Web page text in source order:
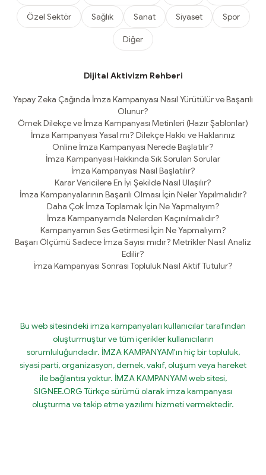
Özel Sektör Sağlık Sanat Siyaset Spor
Diğer
Dijital Aktivizm Rehberi
Yapay Zeka Çağında İmza Kampanyası Nasıl Yürütülür ve Başarılı
Olunur?
Örnek Dilekçe ve İmza Kampanyası Metinleri (Hazır Şablonlar)
İmza Kampanyası Yasal mı? Dilekçe Hakkı ve Haklarınız
Online İmza Kampanyası Nerede Başlatılır?
İmza Kampanyası Hakkında Sık Sorulan Sorular
İmza Kampanyası Nasıl Başlatılır?
Karar Vericilere En İyi Şekilde Nasıl Ulaşılır?
İmza Kampanyalarının Başarılı Olması İçin Neler Yapılmalıdır?
Daha Çok İmza Toplamak İçin Ne Yapmalıyım?
İmza Kampanyamda Nelerden Kaçınılmalıdır?
Kampanyamın Ses Getirmesi İçin Ne Yapmalıyım?
Başarı Ölçümü Sadece İmza Sayısı mıdır? Metrikler Nasıl Analiz
Edilir?
İmza Kampanyası Sonrası Topluluk Nasıl Aktif Tutulur?
Bu web sitesindeki imza kampanyaları kullanıcılar tarafından
oluşturmuştur ve tüm içerikler kullanıcıların
sorumluluğundadır. İMZA KAMPANYAM'ın hiç bir topluluk,
siyasi parti, organizasyon, dernek, vakıf, oluşum veya hareket
ile bağlantısı yoktur. İMZA KAMPANYAM web sitesi,
SIGNEE.ORG Türkçe sürümü olarak imza kampanyası
oluşturma ve takip etme yazılımı hizmeti vermektedir.